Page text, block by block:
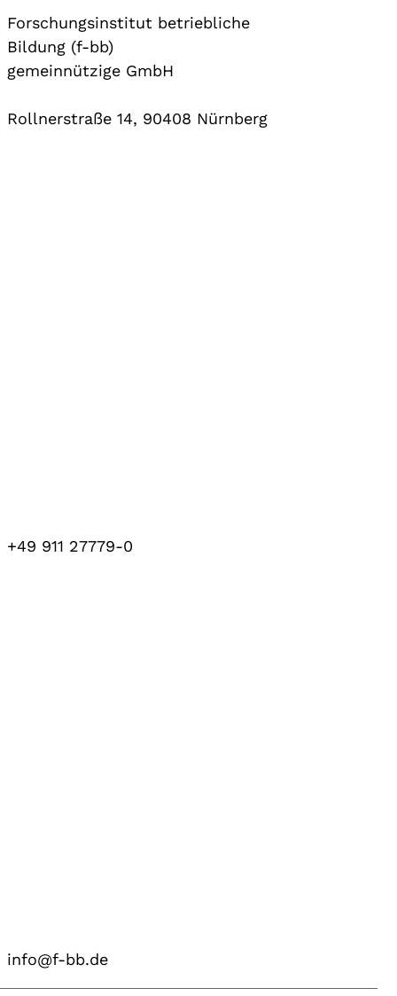
Forschungsinstitut betriebliche
Bildung (f-bb)
gemeinnützige GmbH
Rollnerstraße 14, 90408 Nürnberg
+49 911 27779-0
info@f-bb.de